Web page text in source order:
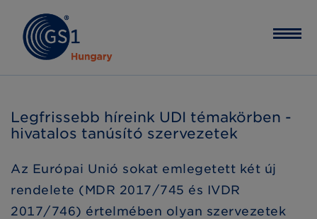
Legfrissebb híreink UDI témakörben -
hivatalos tanúsító szervezetek
Az Európai Unió sokat emlegetett két új
rendelete (MDR 2017/745 és IVDR
2017/746) értelmében olyan szervezetek